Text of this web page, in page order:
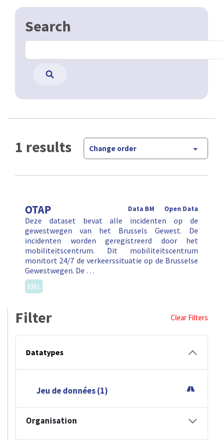
Search
1 results Change order
OTAP Open Data
Data BM
Deze dataset bevat alle incidenten op de
gewestwegen van het Brussels Gewest. De
incidenten worden geregistreerd door het
mobiliteitscentrum. Dit mobiliteitscentrum
monitort 24/7 de verkeerssituatie op de Brusselse
Gewestwegen. De …
XML
Filter Clear Filters
Datatypes
Jeu de données (1)
Organisation